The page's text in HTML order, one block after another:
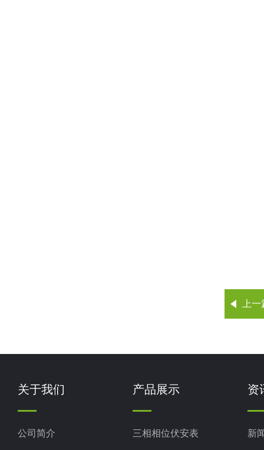
上
关于我们
公司简介
产品展示
三相相位伏安表
资
新